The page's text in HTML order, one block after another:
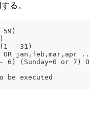
る。
- 31)
jan,feb,mar,apr
or 7)
be executed